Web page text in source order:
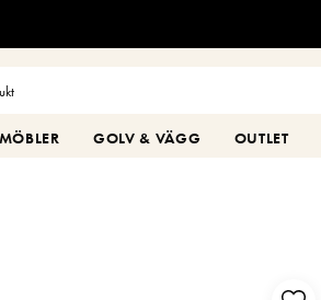
MÖBLER GOLV & VÄGG OUTLET